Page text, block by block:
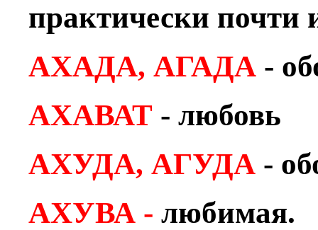
практически почти
АХАДА, АГАДА -
АХАВАТ - любовь
АХУДА, АГУДА -
АХУВА - любимая.